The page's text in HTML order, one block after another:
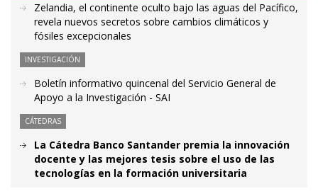
Zelandia, el continente oculto bajo las aguas del Pacífico,
revela nuevos secretos sobre cambios climáticos y
fósiles excepcionales
INVESTIGACIÓN
Boletín informativo quincenal del Servicio General de
Apoyo a la Investigación - SAI
CÁTEDRAS
La Cátedra Banco Santander premia la innovación
docente y las mejores tesis sobre el uso de las
tecnologías en la formación universitaria